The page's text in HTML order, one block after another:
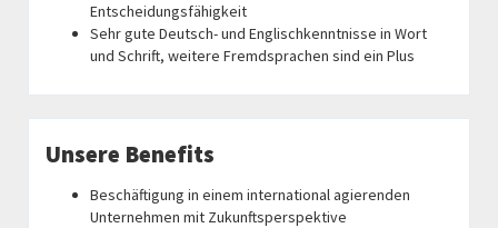
Entscheidungsfähigkeit
Sehr gute Deutsch- und Englischkenntnisse in Wort
und Schrift, weitere Fremdsprachen sind ein Plus
Unsere Benefits
Beschäftigung in einem international agierenden
Unternehmen mit Zukunftsperspektive